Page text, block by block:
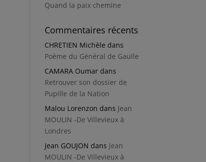
Quand la paix chemine
Commentaires récents
CHRETIEN Michèle dans
Poème du Général de Gaulle
CAMARA Oumar dans
Retrouver son dossier de
Pupille de la Nation
Malou Lorenzon dans Jean
MOULIN -De Villevieux à
Londres
Jean GOUJON dans Jean
MOULIN -De Villevieux à